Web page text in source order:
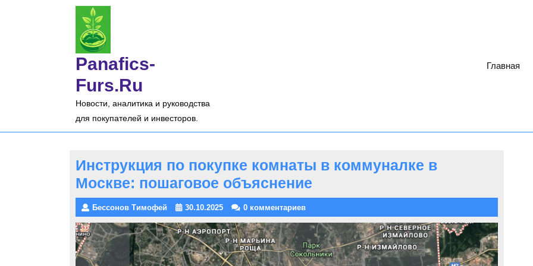
Panafics-
Furs.ru
Новости, аналитика и руководства
для покупателей и инвесторов.
Главная
Инструкция по покупке комнаты в коммуналке в
Москве: пошаговое объяснение
Бессонов Тимофей 30.10.2025 0 комментариев